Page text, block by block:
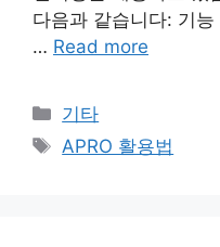
다음과 같습니다: 기
… Read more
Categories
기타
Tags
APRO 활용법